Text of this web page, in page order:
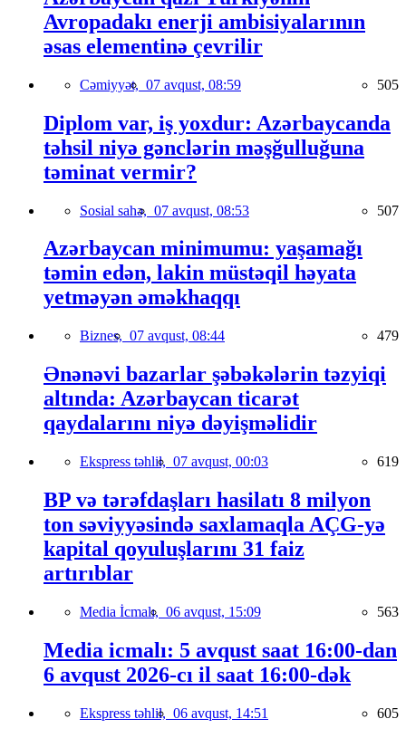
Avropadakı enerji ambisiyalarının
əsas elementinə çevrilir
Cəmiyyət, 07 avqust, 08:59 505
Diplom var, iş yoxdur: Azərbaycanda
təhsil niyə gənclərin məşğulluğuna
təminat vermir?
Sosial sahə, 07 avqust, 08:53 507
Azərbaycan minimumu: yaşamağı
təmin edən, lakin müstəqil həyata
yetməyən əməkhaqqı
Biznes, 07 avqust, 08:44 479
Ənənəvi bazarlar şəbəkələrin təzyiqi
altında: Azərbaycan ticarət
qaydalarını niyə dəyişməlidir
Ekspress təhlil, 07 avqust, 00:03 619
BP və tərəfdaşları hasilatı 8 milyon
ton səviyyəsində saxlamaqla AÇG-yə
kapital qoyuluşlarını 31 faiz
artırıblar
Media İcmalı, 06 avqust, 15:09 563
Media icmalı: 5 avqust saat 16:00-dan
6 avqust 2026-cı il saat 16:00-dək
Ekspress təhlil, 06 avqust, 14:51 605